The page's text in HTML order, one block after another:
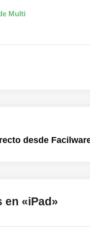
Multi
desde
en «iPad»